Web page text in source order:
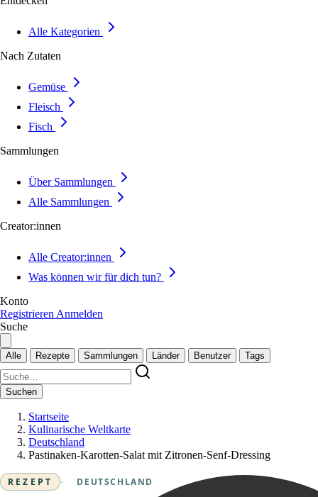
Alle Kategorien
Nach Zutaten
Gemüse
Fleisch
Fisch
Sammlungen
Über Sammlungen
Alle Sammlungen
Creator:innen
Alle Creator:innen
Was können wir für dich tun?
Konto
Registrieren Anmelden
Suche
Alle Rezepte Sammlungen Länder Benutzer Tags
Suchen
Startseite
Kulinarische Weltkarte
Deutschland
Pastinaken-Karotten-Salat mit Zitronen-Senf-Dressing
REZEPT · DEUTSCHLAND